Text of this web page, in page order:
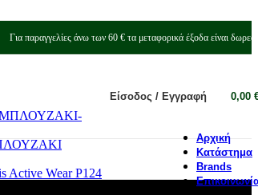
Για παραγγελίες άνω των 60 € τα μεταφορικά έξοδα είναι
Είσοδος / Εγγραφή 0,00
Active Wear P124
Αρχική
Κατάστημα
Brands